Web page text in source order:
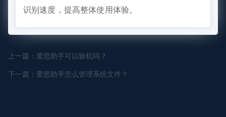
识别速度，提高整体使用体验。
上一篇：爱思助手可以验机吗？
下一篇：爱思助手怎么管理系统文件？